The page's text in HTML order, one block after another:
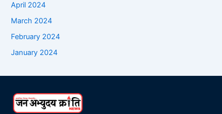
April 2024
March 2024
February 2024
January 2024